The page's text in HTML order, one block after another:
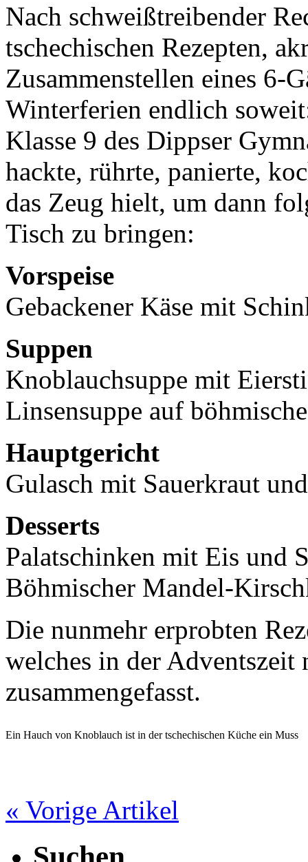
Nach schweißtreibender
tschechischen Rezepten,
Zusammenstellen eines 6-
Winterferien endlich
Klasse 9 des Dippser
hackte, rührte, panierte,
das Zeug hielt, um dann
Tisch zu bringen:
Vorspeise
Gebackener Käse mit
Suppen
Knoblauchsuppe mit
Linsensuppe auf
Hauptgericht
Gulasch mit Sauerkraut
Desserts
Palatschinken mit Eis und
Böhmischer Mandel-
Die nunmehr erprobten
welches in der
zusammengefasst.
Ein Hauch von Knoblauch ist in der tschechischen Küche ein Muss
« Vorige Artikel